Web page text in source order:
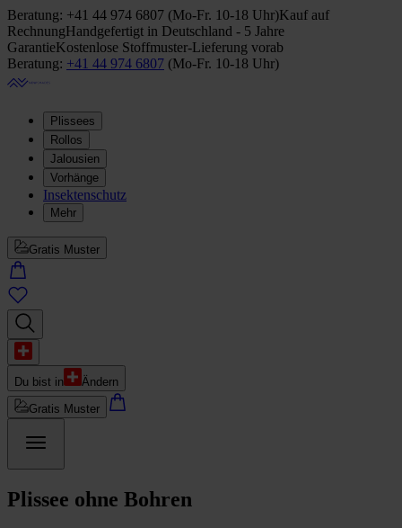
Beratung: +41 44 974 6807 (Mo-Fr. 10-18 Uhr)Kauf auf
RechnungHandgefertigt in Deutschland - 5 Jahre
GarantieKostenlose Stoffmuster-Lieferung vorab
Beratung: +41 44 974 6807 (Mo-Fr. 10-18 Uhr)
Plissees
Rollos
Jalousien
Vorhänge
Insektenschutz
Mehr
Gratis Muster
Du bist in
Ändern
Gratis Muster
Plissee ohne Bohren